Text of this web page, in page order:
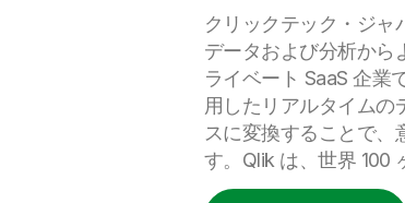
クリックテック・ジャ
データおよび分析から
ライベート SaaS 企業
用したリアルタイムの
スに変換することで、
す。Qlik は、世界 100